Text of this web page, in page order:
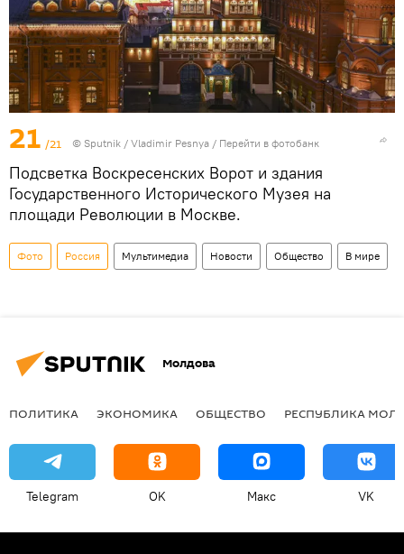
21 /21 © Sputnik / Vladimir Pesnya / Перейти в фотобанк
Подсветка Воскресенских Ворот и здания
Государственного Исторического Музея на
площади Революции в Москве.
Фото Россия Мультимедиа Новости Общество В мире
Молдова
ПОЛИТИКА ЭКОНОМИКА ОБЩЕСТВО РЕСПУБЛИКА
Telegram OK Макс VK